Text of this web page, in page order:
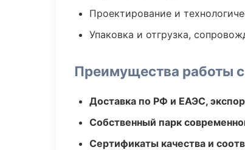
Проектирование и
Упаковка и отгрузка,
Преимущества работы
Доставка по РФ и ЕАЭС,
Собственный парк
Сертификаты качества и